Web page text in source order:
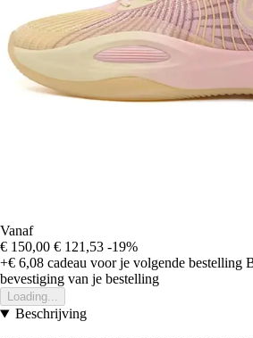
Vanaf
€ 150,00 € 121,53 -19%
+€ 6,08 cadeau voor je volgende bestelling
bevestiging van je bestelling
Loading...
Beschrijving